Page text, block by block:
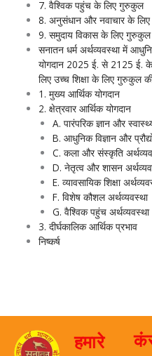
7. वैश्विक पहुंच के लिए गुरुकुल
8. अनुसंधान और नवाचार के
9. समुदाय विकास के लिए गुरुकुल
सनातन धर्म अर्थव्यवस्था में
योगदान 2025 ई. से 2125 ई.
लिए उच्च शिक्षा के लिए गुरुकुल
1. मुख्य आर्थिक योगदान
2. क्षेत्रवार आर्थिक योगदान
A. पारंपरिक ज्ञान और
B. आधुनिक विज्ञान और
C. कला और संस्कृति
D. नेतृत्व और शासन
E. व्यावसायिक शिक्षा
F. विशेष कौशल अर्थव्यवस्था
G. वैश्विक पहुंच अर्थव्यवस्था
3. दीर्घकालिक आर्थिक प्रभाव
निष्कर्ष
हमारे